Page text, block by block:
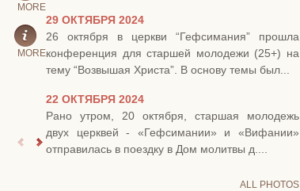
29 ОКТЯБРЯ 2024
26 октября в церкви “Гефсимания” прошла
конференция для старшей молодежи (25+) на
тему “Возвышая Христа”. В основу темы был...
MORE
22 ОКТЯБРЯ 2024
Рано утром, 20 октября, старшая молодежь
двух церквей - «Гефсимании» и «Вифании»
отправилась в поездку в Дом молитвы д....
MORE
ALL PHOTOS